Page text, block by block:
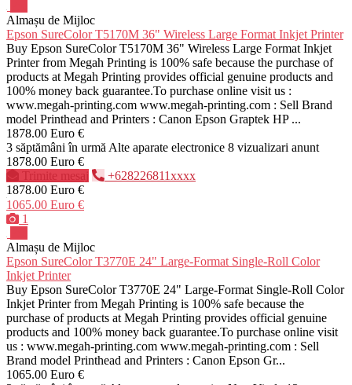
Almașu de Mijloc
Epson SureColor T5170M 36" Wireless Large Format Inkjet Printer
Buy Epson SureColor T5170M 36" Wireless Large Format Inkjet
Printer from Megah Printing is 100% safe because the purchase of
products at Megah Printing provides official genuine products and
100% money back guarantee.To purchase online visit us :
www.megah-printing.com www.megah-printing.com : Sell Brand
model Printhead and Printers : Canon Epson Graptek HP ...
1878.00 Euro €
3 săptămâni în urmă Alte aparate electronice 8 vizualizari anunt
1878.00 Euro €
Trimite mesaj
+628226811xxxx
1878.00 Euro €
1065.00 Euro €
1
Almașu de Mijloc
Epson SureColor T3770E 24" Large-Format Single-Roll Color
Inkjet Printer
Buy Epson SureColor T3770E 24" Large-Format Single-Roll Color
Inkjet Printer from Megah Printing is 100% safe because the
purchase of products at Megah Printing provides official genuine
products and 100% money back guarantee.To purchase online visit
us : www.megah-printing.com www.megah-printing.com : Sell
Brand model Printhead and Printers : Canon Epson Gr...
1065.00 Euro €